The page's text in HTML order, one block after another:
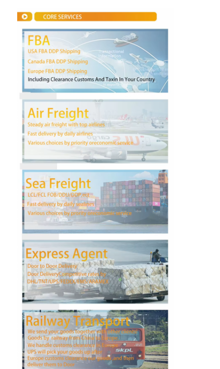
Ana sayfa
Ürünler
Hakkımızda
Kalite kontrol
Bize ulaşın
Şimdi konuşalım.
Uluslararası Taşımacılık
Hava Kargo Taşımacılığı
Deniz yükü
Çin'den DDP Nakliye
Ekspres kargo
Demiryolu Taşımacılığı
Amazon'a Gönder
Kamyon Taşımacılığı